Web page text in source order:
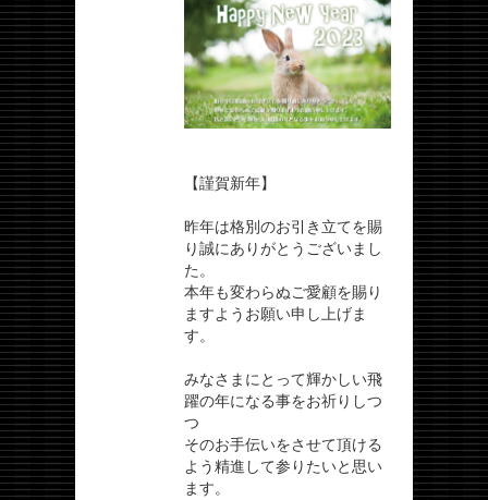
【謹賀新年】
昨年は格別のお引き立てを賜
り誠にありがとうございまし
た。
本年も変わらぬご愛顧を賜り
ますようお願い申し上げま
す。
みなさまにとって輝かしい飛
躍の年になる事をお祈りしつ
つ
そのお手伝いをさせて頂ける
よう精進して参りたいと思い
ます。